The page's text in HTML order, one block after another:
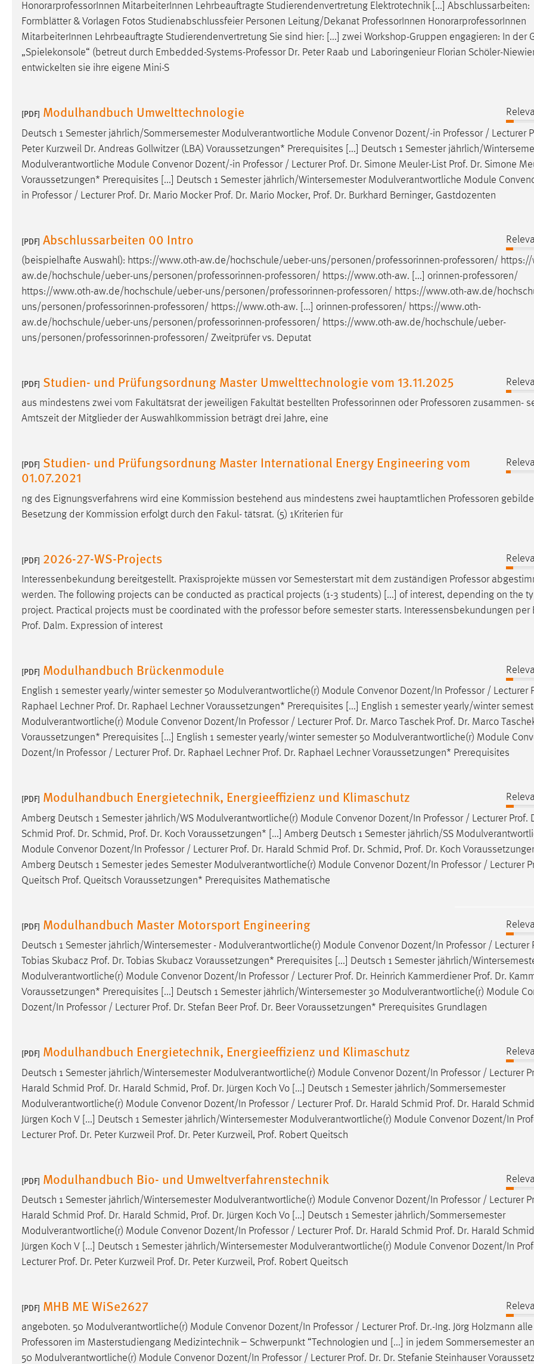
HonorarprofessorInnen MitarbeiterInnen Lehrbeauftragte Studierendenvertretung Elektrotechnik [...] Abschlussarbeiten:
Formblätter & Vorlagen Fotos Studienabschlussfeier Personen Leitung/Dekanat ProfessorInnen HonorarprofessorInnen
MitarbeiterInnen Lehrbeauftragte Studierendenvertretung Sie sind hier: [...] zwei Workshop-Gruppen engagieren: In der
„Spielekonsole“ (betreut durch Embedded-Systems-ProfessorDr. Peter Raab und Laboringenieur Florian Schöler-
entwickelten sie ihre eigene Mini-S
[PDF] Modulhandbuch Umwelttechnologie
Deutsch 1 Semester jährlich/Sommersemester Modulverantwortliche Module Convenor Dozent/-in Professor/ Lecturer
Peter Kurzweil Dr. Andreas Gollwitzer (LBA) Voraussetzungen* Prerequisites [...] Deutsch 1 Semester jährlich/
Modulverantwortliche Module Convenor Dozent/-in Professor/ Lecturer Prof. Dr. Simone Meuler-List Prof. Dr. Simone
Voraussetzungen* Prerequisites [...] Deutsch 1 Semester jährlich/Wintersemester Modulverantwortliche Module
in Professor/ Lecturer Prof. Dr. Mario Mocker Prof. Dr. Mario Mocker, Prof. Dr. Burkhard Berninger, Gastdozenten
[PDF] Abschlussarbeiten 00 Intro
(beispielhafte Auswahl): https://www.oth-aw.de/hochschule/ueber-uns/personen/professorinnen-professoren/ https://
aw.de/hochschule/ueber-uns/personen/professorinnen-professoren/ https://www.oth-aw. [...] orinnen-professoren/
https://www.oth-aw.de/hochschule/ueber-uns/personen/professorinnen-professoren/ https://www.oth-aw.de/
uns/personen/professorinnen-professoren/ https://www.oth-aw. [...] orinnen-professoren/ https://www.oth-
aw.de/hochschule/ueber-uns/personen/professorinnen-professoren/ https://www.oth-aw.de/hochschule/ueber-
uns/personen/professorinnen-professoren/ Zweitprüfer vs. Deputat
[PDF] Studien- und Prüfungsordnung Master Umwelttechnologie vom 13.11.2025
aus mindestens zwei vom Fakultätsrat der jeweiligen Fakultät bestellten Professorinnen oder Professoren zusammen-
Amtszeit der Mitglieder der Auswahlkommission beträgt drei Jahre, eine
[PDF] Studien- und Prüfungsordnung Master International Energy Engineering vom
01.07.2021
ng des Eignungsverfahrens wird eine Kommission bestehend aus mindestens zwei hauptamtlichen Professoren
Besetzung der Kommission erfolgt durch den Fakul- tätsrat. (5) 1Kriterien für
[PDF] 2026-27-WS-Projects
Interessenbekundung bereitgestellt. Praxisprojekte müssen vor Semesterstart mit dem zuständigen Professor
werden. The following projects can be conducted as practical projects (1-3 students) [...] of interest, depending on the
project. Practical projects must be coordinated with the professorbefore semester starts. Interessensbekundungen per
Prof. Dalm. Expression of interest
[PDF] Modulhandbuch Brückenmodule
English 1 semester yearly/winter semester 50 Modulverantwortliche(r) Module Convenor Dozent/In Professor/ Lecturer
Raphael Lechner Prof. Dr. Raphael Lechner Voraussetzungen* Prerequisites [...] English 1 semester yearly/winter
Modulverantwortliche(r) Module Convenor Dozent/In Professor/ Lecturer Prof. Dr. Marco Taschek Prof. Dr. Marco
Voraussetzungen* Prerequisites [...] English 1 semester yearly/winter semester 50 Modulverantwortliche(r) Module
Dozent/In Professor/ Lecturer Prof. Dr. Raphael Lechner Prof. Dr. Raphael Lechner Voraussetzungen* Prerequisites
[PDF] Modulhandbuch Energietechnik, Energieeffizienz und Klimaschutz
Amberg Deutsch 1 Semester jährlich/WS Modulverantwortliche(r) Module Convenor Dozent/In Professor/ Lecturer Prof.
Schmid Prof. Dr. Schmid, Prof. Dr. Koch Voraussetzungen* [...] Amberg Deutsch 1 Semester jährlich/SS
Module Convenor Dozent/In Professor/ Lecturer Prof. Dr. Harald Schmid Prof. Dr. Schmid, Prof. Dr. Koch
Amberg Deutsch 1 Semester jedes Semester Modulverantwortliche(r) Module Convenor Dozent/In Professor/ Lecturer
Queitsch Prof. Queitsch Voraussetzungen* Prerequisites Mathematische
[PDF] Modulhandbuch Master Motorsport Engineering
Deutsch 1 Semester jährlich/Wintersemester - Modulverantwortliche(r) Module Convenor Dozent/In Professor/ Lecturer
Tobias Skubacz Prof. Dr. Tobias Skubacz Voraussetzungen* Prerequisites [...] Deutsch 1 Semester jährlich/
Modulverantwortliche(r) Module Convenor Dozent/In Professor/ Lecturer Prof. Dr. Heinrich Kammerdiener Prof. Dr.
Voraussetzungen* Prerequisites [...] Deutsch 1 Semester jährlich/Wintersemester 30 Modulverantwortliche(r) Module
Dozent/In Professor/ Lecturer Prof. Dr. Stefan Beer Prof. Dr. Beer Voraussetzungen* Prerequisites Grundlagen
[PDF] Modulhandbuch Energietechnik, Energieeffizienz und Klimaschutz
Deutsch 1 Semester jährlich/Wintersemester Modulverantwortliche(r) Module Convenor Dozent/In Professor/ Lecturer
Harald Schmid Prof. Dr. Harald Schmid, Prof. Dr. Jürgen Koch Vo [...] Deutsch 1 Semester jährlich/Sommersemester
Modulverantwortliche(r) Module Convenor Dozent/In Professor/ Lecturer Prof. Dr. Harald Schmid Prof. Dr. Harald
Jürgen Koch V [...] Deutsch 1 Semester jährlich/Wintersemester Modulverantwortliche(r) Module Convenor Dozent/In
Lecturer Prof. Dr. Peter Kurzweil Prof. Dr. Peter Kurzweil, Prof. Robert Queitsch
[PDF] Modulhandbuch Bio- und Umweltverfahrenstechnik
Deutsch 1 Semester jährlich/Wintersemester Modulverantwortliche(r) Module Convenor Dozent/In Professor/ Lecturer
Harald Schmid Prof. Dr. Harald Schmid, Prof. Dr. Jürgen Koch Vo [...] Deutsch 1 Semester jährlich/Sommersemester
Modulverantwortliche(r) Module Convenor Dozent/In Professor/ Lecturer Prof. Dr. Harald Schmid Prof. Dr. Harald
Jürgen Koch V [...] Deutsch 1 Semester jährlich/Wintersemester Modulverantwortliche(r) Module Convenor Dozent/In
Lecturer Prof. Dr. Peter Kurzweil Prof. Dr. Peter Kurzweil, Prof. Robert Queitsch
[PDF] MHB ME WiSe2627
angeboten. 50 Modulverantwortliche(r) Module Convenor Dozent/In Professor/ Lecturer Prof. Dr.-Ing. Jörg Holzmann alle
Professoren im Masterstudiengang Medizintechnik – Schwerpunkt “Technologien und [...] in jedem Sommersemester
50 Modulverantwortliche(r) Module Convenor Dozent/In Professor/ Lecturer Prof. Dr. Dr. Stefanie Steinhauser
Zweck:
Wird benötigt um die Chatfunktion
nutzen zu können.
Cookie Laufzeit: MibewSessionID, mibew-chat-frame-
style-5e9dbeb1811c0446 =
Sitzungslaufzeit, mibew_locale = 3
Login
Name: fe_user, be_user, be_lastLoginProvider
Zweck:
Dieser Cookie ist notwendig um sich an
der Website einloggen zu können.
Cookie Laufzeit: 24 Stunden
STATISTIK
Statistik Cookies erfassen Informationen anonym.
Diese Informationen helfen uns zu verstehen, wie
unsere Besucher unsere Website nutzen.
Matomo
Name: _pk_ref, _pk_cvar, _pk_id, _pk_ses
Cookie Laufzeit: Max. 13 Monate
Marketing Cookies werden von Drittanbietern
verwendet, um personalisierte Werbung anzuzeigen.
Sie tun dies, indem sie Besucher über Websites
hinweg verfolgen.
Name:
Anbieter: Google Ireland Limited
Zweck: Conversion-Tracking
Cookie Laufzeit: 3 Monate
Anbieter: Facebook
Zweck: Conversion-Tracking
Cookie Laufzeit: 3 Monate
EXTERNE MEDIEN
Um Inhalte von Videoplattformen und Social Media
Plattformen anzeigen zu können, werden von diesen
externen Medien Cookies gesetzt.
YouTube